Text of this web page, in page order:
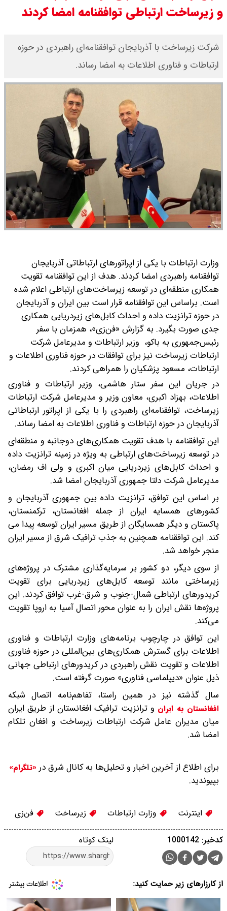
قیمت طلا ۱۸ عیار امروز جمعه ۱۶ مرداد
۱۴۰۵ اعلام شد/ طلا بر مدار صعود
/ نفت صعودی شد + جدول
و زیرساخت ارتباطی توافقنامه امضا کردند
شرکت زیرساخت با آذربایجان توافقنامه‌ای راهبردی در حوزه
ارتباطات و فناوری اطلاعات به امضا رساند.
وزارت ارتباطات با یکی از اپراتورهای ارتباطاتی آذربایجان
توافقنامه راهبردی امضا کردند. هدف از این توافقنامه تقویت
همکاری منطقه‌ای در توسعه زیرساخت‌های ارتباطی اعلام شده
است. براساس این توافقنامه قرار است بین ایران و آذربایجان
در حوزه ترانزیت داده و احداث کابل‌های زیردریایی همکاری
جدی صورت بگیرد. به گزارش «فن‌زی»، همزمان با سفر
رئیس‌جمهوری به باکو، وزیر ارتباطات و مدیرعامل شرکت
ارتباطات زیرساخت نیز برای توافقات در حوزه فناوری اطلاعات و
ارتباطات، مسعود پزشکیان را همراهی کردند.
در جریان این سفر ستار هاشمی، وزیر ارتباطات و فناوری
اطلاعات، بهزاد اکبری، معاون وزیر و مدیرعامل شرکت ارتباطات
زیرساخت، توافقنامه‌ای راهبردی را با یکی از اپراتور ارتباطاتی
آذربایجان در حوزه ارتباطات و فناوری اطلاعات به امضا رساند.
این توافقنامه با هدف تقویت همکاری‌های دوجانبه و منطقه‌ای
در توسعه زیرساخت‌های ارتباطی به‌ ویژه در زمینه ترانزیت داده
و احداث کابل‌های زیردریایی میان اکبری و ولی اف رمضان،
مدیرعامل شرکت دلتا جمهوری آذربایجان امضا شد.
بر اساس این توافق، ترانزیت داده بین جمهوری آذربایجان و
کشورهای همسایه ایران از جمله افغانستان، ترکمنستان،
پاکستان و دیگر همسایگان از طریق مسیر ایران توسعه پیدا می
کند. این توافقنامه همچنین به جذب ترافیک شرق از مسیر ایران
منجر خواهد شد.
از سوی دیگر، دو کشور بر سرمایه‌گذاری مشترک در پروژه‌های
زیرساختی مانند توسعه کابل‌های زیردریایی برای تقویت
کریدورهای ارتباطی شمال-جنوب و شرق-غرب توافق کردند. این
پروژه‌ها نقش ایران را به عنوان محور اتصال آسیا به اروپا تقویت
می‌کند.
این توافق در چارچوب برنامه‌های وزارت ارتباطات و فناوری
اطلاعات برای گسترش همکاری‌های بین‌المللی در حوزه فناوری
اطلاعات و تقویت نقش راهبردی در کریدورهای ارتباطی جهانی
ذیل عنوان «دیپلماسی فناوری» صورت گرفته است.
سال گذشته نیز در همین راستا، تفاهم‌نامه اتصال شبکه
افغانستان به ایران و ترانزیت ترافیک افغانستان از طریق ایران
میان مدیران عامل شرکت ارتباطات زیرساخت و افغان تلکام
امضا شد.
برای اطلاع از آخرین اخبار و تحلیل‌ها به کانال شرق در «تلگرام»
بپیوندید.
اینترنت وزارت ارتباطات زیرساخت فن‌زی
لینک کوتاه کدخبر: 1000142
از کارزارهای زیر حمایت کنید: